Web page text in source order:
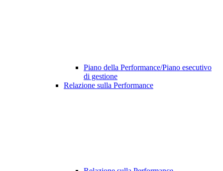
Piano della Performance/Piano esecutivo
di gestione
Relazione sulla Performance